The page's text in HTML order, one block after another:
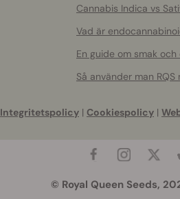
Cannabis Indica vs
Vad är
En guide om smak
Så använder man RQS
Integritetspolicy | Cookiespolicy |
© Royal Queen Seeds,